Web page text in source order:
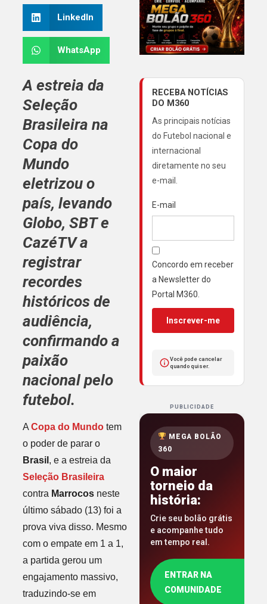
LinkedIn
WhatsApp
A estreia da
Seleção
Brasileira na
Copa do
Mundo
eletrizou o
país, levando
Globo, SBTe
CazéTVa
registrar
recordes
históricos de
audiência,
confirmando a
paixão
nacional pelo
futebol.
A Copa do Mundotem
o poder de parar o
Brasil , e a estreia da
Seleção Brasileira
contra Marrocosneste
último sábado (13) foi a
prova viva disso. Mesmo
com o empate em 1 a 1,
a partida gerou um
engajamento massivo,
traduzindo-se em
RECEBA NOTÍCIAS
DO M360
As principais notícias
do Futebol nacional e
internacional
diretamente no seu
e-mail.
E-mail
Concordo em receber
a Newsletter do
Portal M360.
Inscrever-me
Você pode cancelar
quando quiser.
PUBLICIDADE
MEGA BOLÃO
360
O maior
torneio da
história:
Crie seu bolão grátis
e acompanhe tudo
em tempo real.
ENTRAR NA
COMUNIDADE